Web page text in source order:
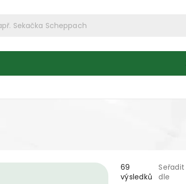
69
výsledků
Seřadit
dle